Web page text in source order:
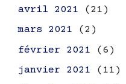
avril 2021 (21)
mars 2021 (2)
février 2021 (6)
janvier 2021 (11)